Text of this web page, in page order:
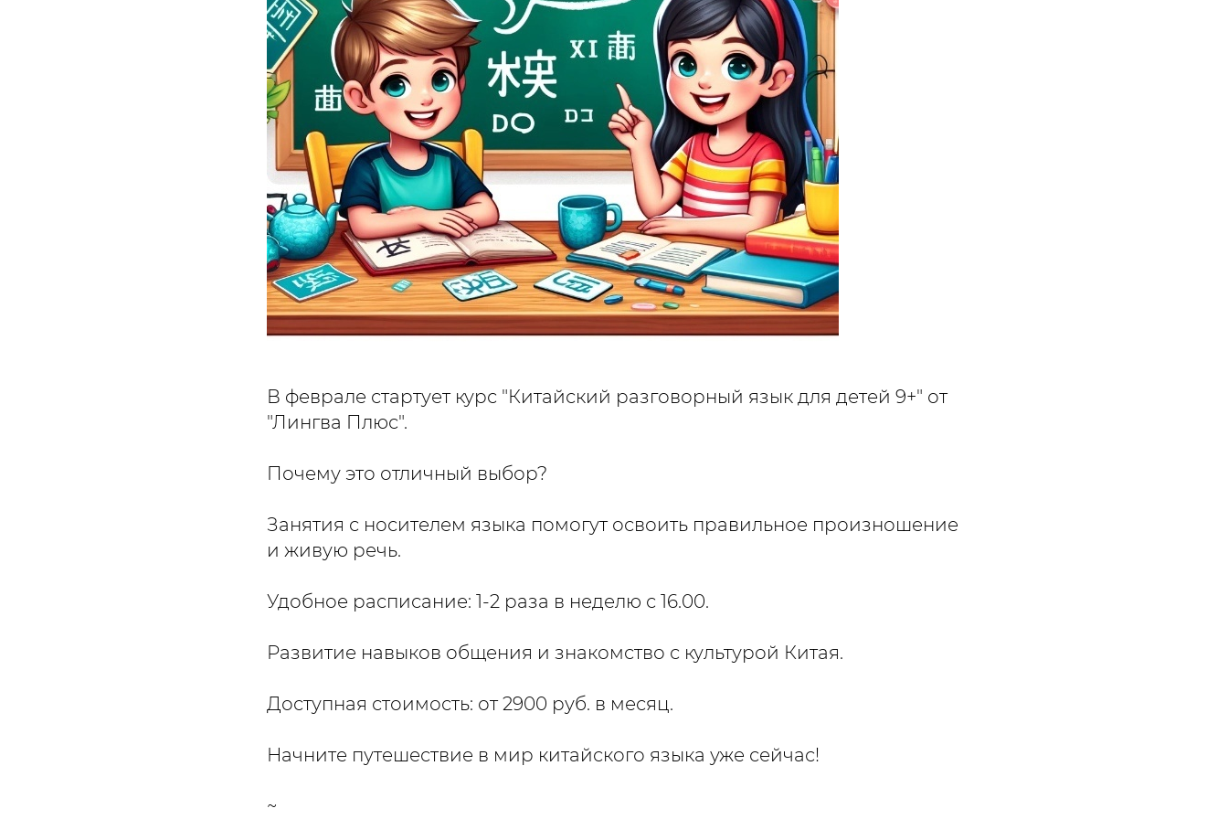
В феврале стартует курс "Китайский разговорный язык для детей 9+" от
"Лингва Плюс".
Почему это отличный выбор?
Занятия с носителем языка помогут освоить правильное произношение
и живую речь.
Удобное расписание: 1-2 раза в неделю с 16.00.
Развитие навыков общения и знакомство с культурой Китая.
Доступная стоимость: от 2900 руб. в месяц.
Начните путешествие в мир китайского языка уже сейчас!
~